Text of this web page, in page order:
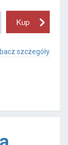
szczegóły